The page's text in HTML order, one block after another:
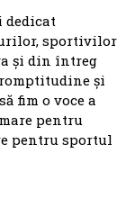
dedicat
sportivilor
și din întreg
și
fim o voce a
pentru
pentru sportul